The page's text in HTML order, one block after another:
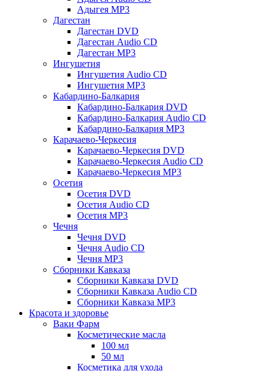
Адыгея MP3
Дагестан
Дагестан DVD
Дагестан Audio CD
Дагестан MP3
Ингушетия
Ингушетия Audio CD
Ингушетия MP3
Кабардино-Балкария
Кабардино-Балкария DVD
Кабардино-Балкария Audio CD
Кабардино-Балкария MP3
Карачаево-Черкесия
Карачаево-Черкесия DVD
Карачаево-Черкесия Audio CD
Карачаево-Черкесия MP3
Осетия
Осетия DVD
Осетия Audio CD
Осетия MP3
Чечня
Чечня DVD
Чечня Audio CD
Чечня MP3
Сборники Кавказа
Сборники Кавказа DVD
Сборники Кавказа Audio CD
Сборники Кавказа MP3
Красота и здоровье
Ваки Фарм
Косметические масла
100 мл
50 мл
Косметика для ухода